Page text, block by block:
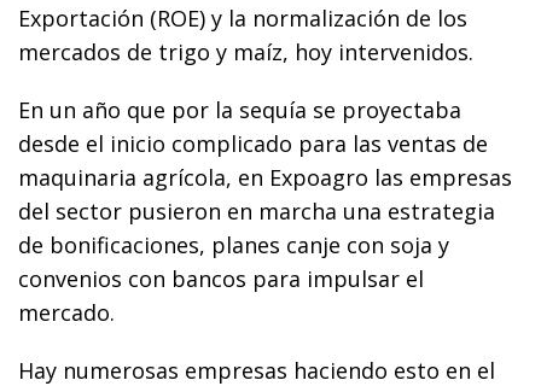
Exportación (ROE) y la normalización de los
mercados de trigo y maíz, hoy intervenidos.
En un año que por la sequía se proyectaba
desde el inicio complicado para las ventas de
maquinaria agrícola, en Expoagro las empresas
del sector pusieron en marcha una estrategia
de bonificaciones, planes canje con soja y
convenios con bancos para impulsar el
mercado.
Hay numerosas empresas haciendo esto en el